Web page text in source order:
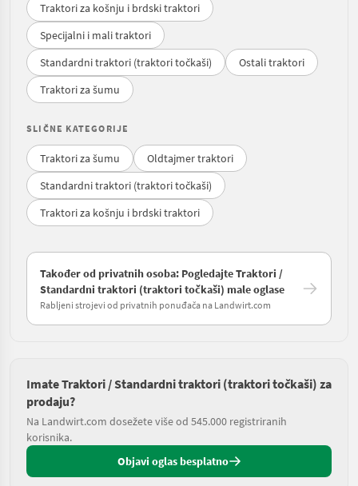
Traktori za košnju i brdski traktori
Specijalni i mali traktori
Standardni traktori (traktori točkaši)
Ostali traktori
Traktori za šumu
SLIČNE KATEGORIJE
Traktori za šumu
Oldtajmer traktori
Standardni traktori (traktori točkaši)
Traktori za košnju i brdski traktori
Također od privatnih osoba: Pogledajte Traktori /
Standardni traktori (traktori točkaši) male oglase
Rabljeni strojevi od privatnih ponuđača na Landwirt.com
Imate Traktori / Standardni traktori (traktori točkaši) za
prodaju?
Na Landwirt.com dosežete više od 545.000 registriranih
korisnika.
Objavi oglas besplatno